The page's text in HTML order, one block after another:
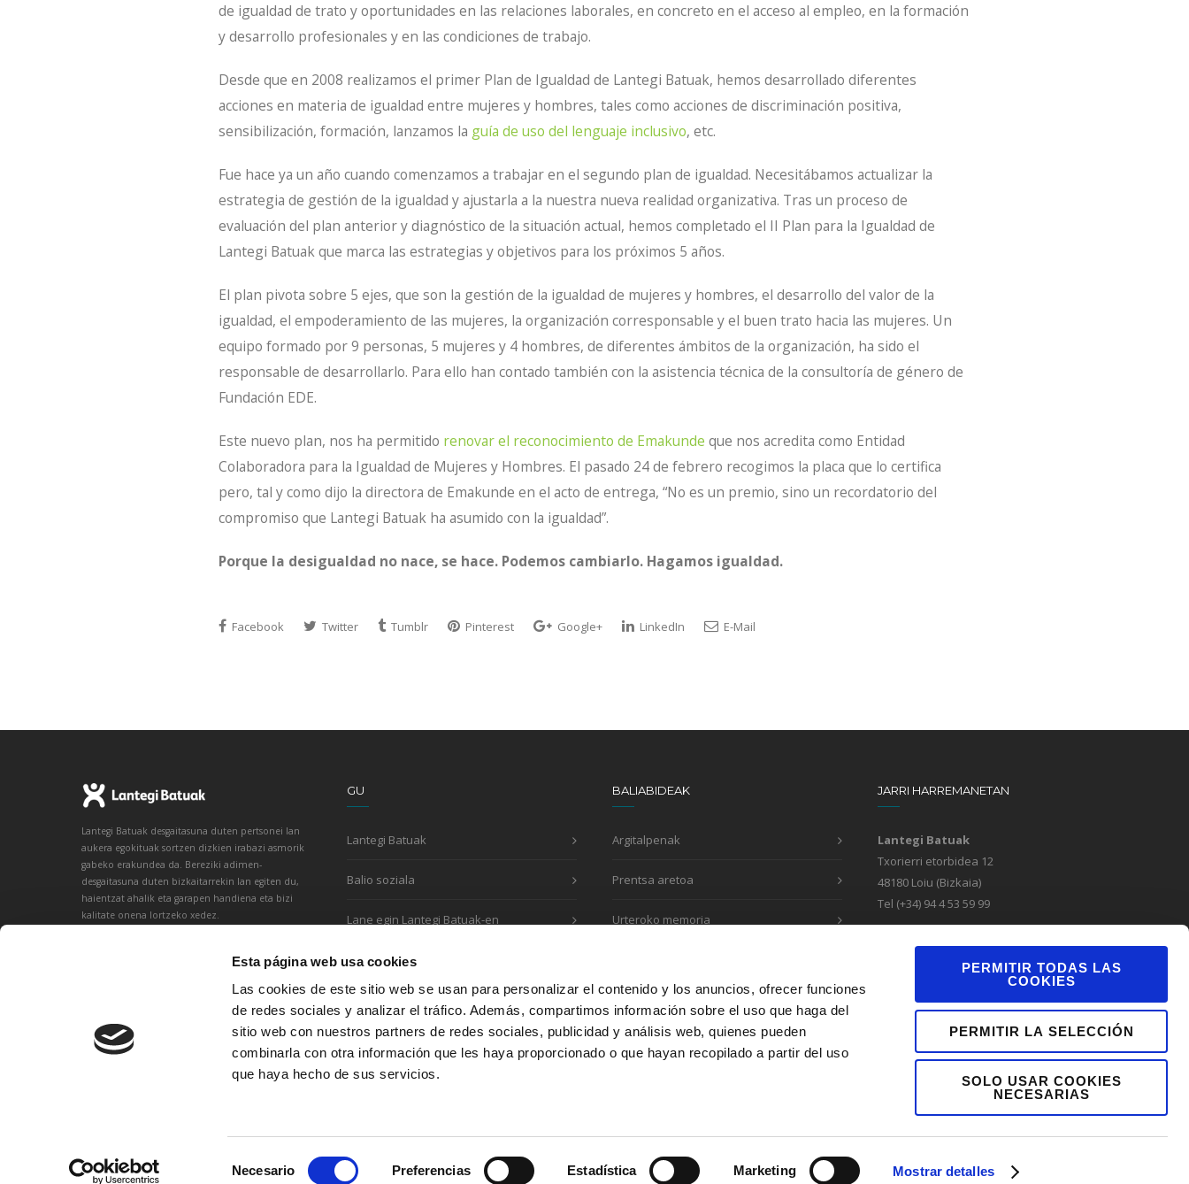
Esta página web usa cookies
Las cookies de este sitio web se usan para personalizar el contenido y los anuncios, ofrecer funciones
de redes sociales y analizar el tráfico. Además, compartimos información sobre el uso que haga del
sitio web con nuestros partners de redes sociales, publicidad y análisis web, quienes pueden
combinarla con otra información que les haya proporcionado o que hayan recopilado a partir del uso
que haya hecho de sus servicios.
Necesario Preferencias Estadística Marketing Mostrar detalles
PERMITIR TODAS LAS
COOKIES
PERMITIR LA SELECCIÓN
SOLO USAR COOKIES
NECESARIAS
de igualdad de trato y oportunidades en las relaciones laborales, en concreto en el acceso al empleo, en la formación
y desarrollo profesionales y en las condiciones de trabajo.
Desde que en 2008 realizamos el primer Plan de Igualdad de Lantegi Batuak, hemos desarrollado diferentes
acciones en materia de igualdad entre mujeres y hombres, tales como acciones de discriminación positiva,
sensibilización, formación, lanzamos la guía de uso del lenguaje inclusivo, etc.
Fue hace ya un año cuando comenzamos a trabajar en el segundo plan de igualdad. Necesitábamos actualizar la
estrategia de gestión de la igualdad y ajustarla a la nuestra nueva realidad organizativa. Tras un proceso de
evaluación del plan anterior y diagnóstico de la situación actual, hemos completado el II Plan para la Igualdad de
Lantegi Batuak que marca las estrategias y objetivos para los próximos 5 años.
El plan pivota sobre 5 ejes, que son la gestión de la igualdad de mujeres y hombres, el desarrollo del valor de la
igualdad, el empoderamiento de las mujeres, la organización corresponsable y el buen trato hacia las mujeres. Un
equipo formado por 9 personas, 5 mujeres y 4 hombres, de diferentes ámbitos de la organización, ha sido el
responsable de desarrollarlo. Para ello han contado también con la asistencia técnica de la consultoría de género de
Fundación EDE.
Este nuevo plan, nos ha permitido renovar el reconocimiento de Emakunde que nos acredita como Entidad
Colaboradora para la Igualdad de Mujeres y Hombres. El pasado 24 de febrero recogimos la placa que lo certifica
pero, tal y como dijo la directora de Emakunde en el acto de entrega, “No es un premio, sino un recordatorio del
compromiso que Lantegi Batuak ha asumido con la igualdad”.
Porque la desigualdad no nace, se hace. Podemos cambiarlo. Hagamos igualdad.
Facebook Twitter Tumblr Pinterest Google+ LinkedIn E-Mail
Lantegi Batuak desgaitasuna duten pertsonei lan
aukera egokituak sortzen dizkien irabazi asmorik
gabeko erakundea da. Bereziki adimen-
desgaitasuna duten bizkaitarrekin lan egiten du,
haientzat ahalik eta garapen handiena eta bizi
kalitate onena lortzeko xedez.
GU
Lantegi Batuak
Balio soziala
Lane egin Lantegi Batuak-en
BALIABIDEAK
Argitalpenak
Prentsa aretoa
Urteroko memoria
JARRI HARREMANETAN
Lantegi Batuak
Txorierri etorbidea 12
48180 Loiu (Bizkaia)
Tel (+34) 94 4 53 59 99
Formulario de contacto
Canal de denuncias
Honako erakundeekin egiten dugu lan: